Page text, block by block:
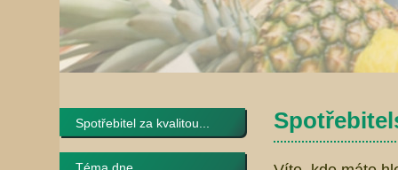
Spotřebitel za kvalitou...